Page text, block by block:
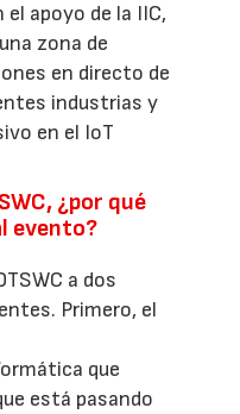
apoyo de la IIC,
zona de
en directo de
industrias y
en el IoT
¿por qué
evento?
a dos
Primero, el
que
está pasando